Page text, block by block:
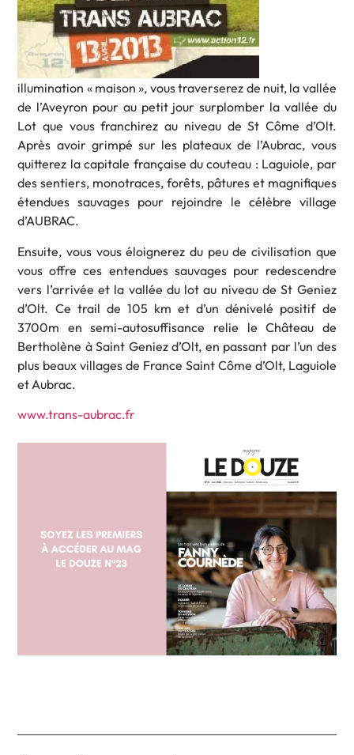
illumination « maison », vous traverserez de nuit, la vallée
de l’Aveyron pour au petit jour surplomber la vallée du
Lot que vous franchirez au niveau de St Côme d’Olt.
Après avoir grimpé sur les plateaux de l’Aubrac, vous
quitterez la capitale française du couteau : Laguiole, par
des sentiers, monotraces, forêts, pâtures et magnifiques
étendues sauvages pour rejoindre le célèbre village
d’AUBRAC.
Ensuite, vous vous éloignerez du peu de civilisation que
vous offre ces entendues sauvages pour redescendre
vers l’arrivée et la vallée du lot au niveau de St Geniez
d’Olt. Ce trail de 105 km et d’un dénivelé positif de
3700m en semi-autosuffisance relie le Château de
Bertholène à Saint Geniez d’Olt, en passant par l’un des
plus beaux villages de France Saint Côme d’Olt, Laguiole
et Aubrac.
www.trans-aubrac.fr